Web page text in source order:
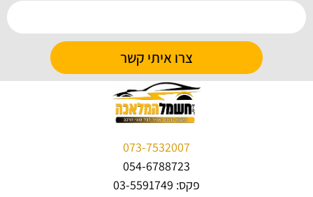
צרו איתי קשר
073-7532007
054-6788723
פקס: 03-5591749